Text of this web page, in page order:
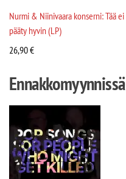
Nurmi & Niinivaara konserni: Tää ei
pääty hyvin (LP)
26,90€
Ennakkomyynnissä